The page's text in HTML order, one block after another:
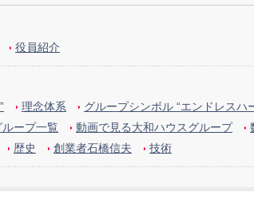
役員紹介
理念体系 グループシンボル “エンドレスハ
ープ一覧 動画で見る大和ハウスグループ
歴史 創業者石橋信夫 技術